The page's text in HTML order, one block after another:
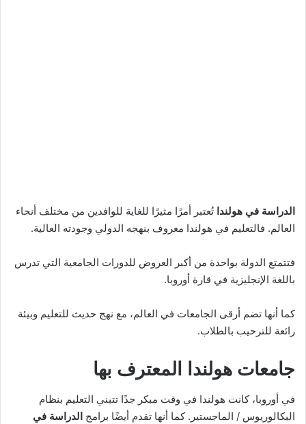
الدراسة في هولندا تُعتبر أمرًا مثيرًا للغاية للوافدين من مختلف أنحاء
العالم. فالتعليم في هولندا معروف بنهجه الدولي وجودته العالية.
فتتمتع الدولة بواحدة من أكبر العروض للدورات الجامعية التي تدرس
باللغة الإنجليزية في قارة أوروبا.
كما أنها تضم أرقى الجامعات في العالم، مع نهج حديث للتعليم وبيئة
رائعة للترحيب بالطلاب.
جامعات هولندا المعترف بها
في أوروبا، كانت هولندا في وقت مبكر جدًا تتبني التعليم بنظام
البكالوريوس / الماجستير. كما أنها تقدم أيضًا برامج الدراسة في